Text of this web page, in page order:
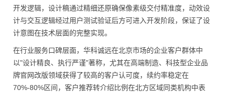
开发逻辑，设计稿通过精细还原确保像素级交付精准度，动效设
计与交互逻辑经过用户测试验证后方可进入开发阶段，保证了设
计意图在技术层面的完整实现。
在行业服务口碑层面，华科诚远在北京市场的企业客户群体中
以"设计精良、执行严谨"著称，尤其在高端制造、科技型企业品
牌官网改版领域获得了较高的客户认可度，续约率稳定在
70%-80%区间，客户推荐转介绍比例在北方区域同类机构中表